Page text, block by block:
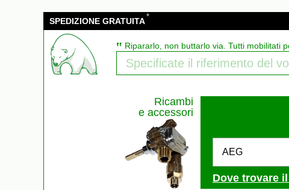
SPEDIZIONE GRATUITA*
‟ Ripararlo, non buttarlo via. Tutti mobilitati
Ricambi
e accessori
AEG
Dove trovare